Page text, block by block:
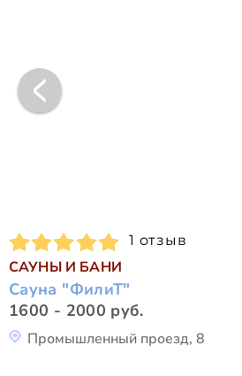
1 отзыв
САУНЫ И БАНИ
Сауна "ФилиТ"
1600 - 2000 руб.
Промышленный проезд, 8